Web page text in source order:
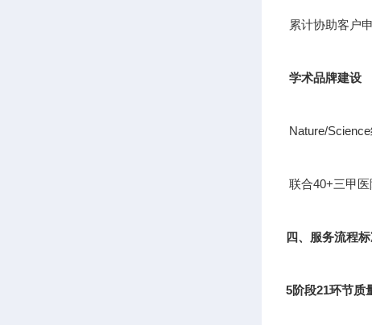
累计协助客户
学术品牌建设
Nature/
联合40+三甲
四、服务流程
5阶段21环节质